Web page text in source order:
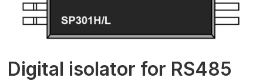
Digital isolator for RS485